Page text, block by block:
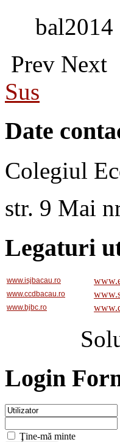
bal2014
Prev Next
Sus
Date
Colegiul
str. 9 Mai
Legaturi
www.isjbacau.ro
www.ccdbacau.ro
www.bjbc.ro
Login
Ţine-mă minte